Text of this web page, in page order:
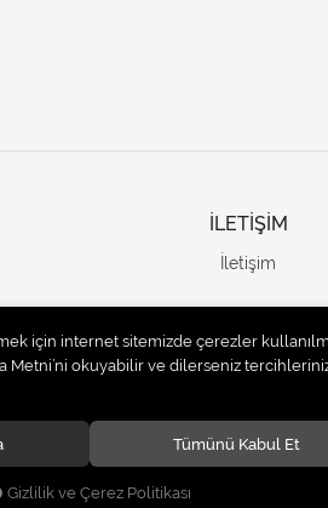
İLETİŞİM
İletişim
için internet sitemizde çerezler
Metni’ni okuyabilir ve dilerseniz
Tümünü Kabul Et
Gizlilik ve Çerez Politikası